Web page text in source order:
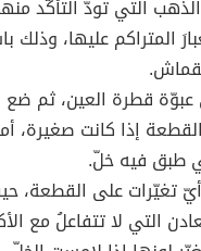
التي تودّ التأكّد
المتراكم عليها،
قطرة العين، ثم ضع
إذا كانت صغيرة،
طبق فيه خلّ.
تغيّرات على القطعة،
التي لا تتفاعلُ مع